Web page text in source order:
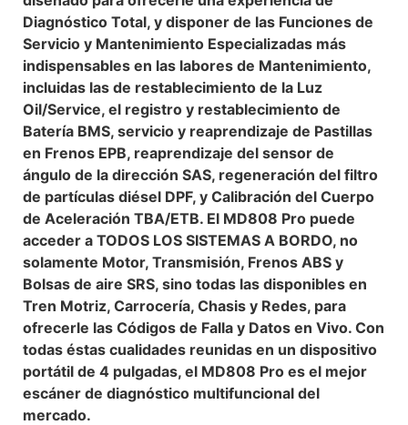
Diagnóstico Total, y disponer de las Funciones de
Servicio y Mantenimiento Especializadas más
indispensables en las labores de Mantenimiento,
incluidas las de restablecimiento de la Luz
Oil/Service, el registro y restablecimiento de
Batería BMS, servicio y reaprendizaje de Pastillas
en Frenos EPB, reaprendizaje del sensor de
ángulo de la dirección SAS, regeneración del filtro
de partículas diésel DPF, y Calibración del Cuerpo
de Aceleración TBA/ETB. El MD808 Pro puede
acceder a TODOS LOS SISTEMAS A BORDO, no
solamente Motor, Transmisión, Frenos ABS y
Bolsas de aire SRS, sino todas las disponibles en
Tren Motriz, Carrocería, Chasis y Redes, para
ofrecerle las Códigos de Falla y Datos en Vivo. Con
todas éstas cualidades reunidas en un dispositivo
portátil de 4 pulgadas, el MD808 Pro es el mejor
escáner de diagnóstico multifuncional del
mercado.